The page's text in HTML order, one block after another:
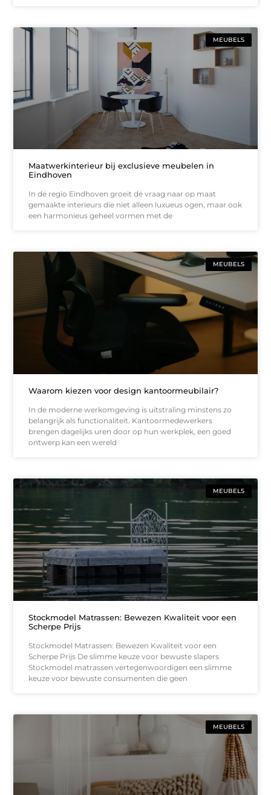
MEUBELS
Maatwerkinterieur bij exclusieve meubelen in
Eindhoven
In de regio Eindhoven groeit de vraag naar op maat
gemaakte interieurs die niet alleen luxueus ogen, maar ook
een harmonieus geheel vormen met de
MEUBELS
Waarom kiezen voor design kantoormeubilair?
In de moderne werkomgeving is uitstraling minstens zo
belangrijk als functionaliteit. Kantoormedewerkers
brengen dagelijks uren door op hun werkplek, een goed
ontwerp kan een wereld
MEUBELS
Stockmodel Matrassen: Bewezen Kwaliteit voor een
Scherpe Prijs
Stockmodel Matrassen: Bewezen Kwaliteit voor een
Scherpe Prijs De slimme keuze voor bewuste slapers
Stockmodel matrassen vertegenwoordigen een slimme
keuze voor bewuste consumenten die geen
MEUBELS